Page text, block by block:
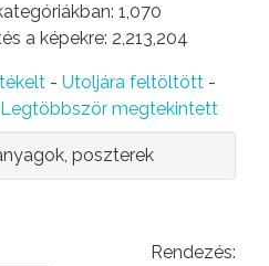
1,070
a képekre: 2,213,204
- Utoljára feltöltött-
Legtöbbször megtekintett
poszterek
Rendezés: